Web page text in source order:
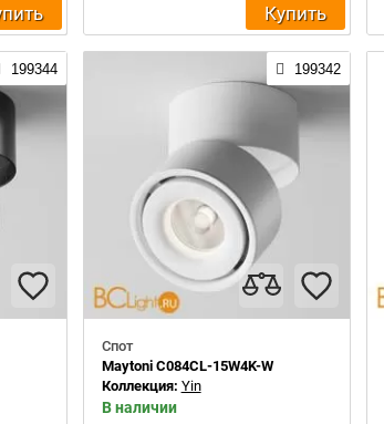
Купить
199344 199342
Спот
Maytoni C084CL-15W4K-W
Коллекция: Yin
В наличии